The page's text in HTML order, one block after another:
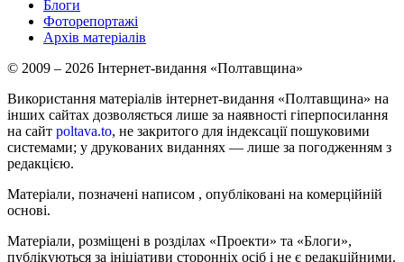
Блоги
Фоторепортажі
Архів матеріалів
© 2009 – 2026 Інтернет-видання «Полтавщина»
Використання матеріалів інтернет-видання «Полтавщина» на
інших сайтах дозволяється лише за наявності гіперпосилання
на сайт poltava.to, не закритого для індексації пошуковими
системами; у друкованих виданнях — лише за погодженням з
редакцією.
Матеріали, позначені написом , опубліковані на комерційній
основі.
Матеріали, розміщені в розділах «Проекти» та «Блоги»,
публікуються за ініціативи сторонніх осіб і не є редакційними.